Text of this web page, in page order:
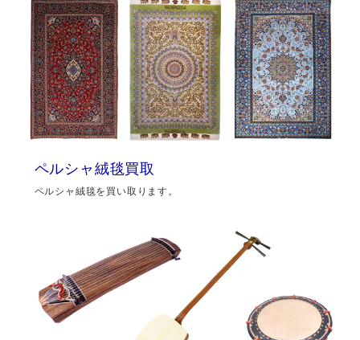
ペルシャ絨毯買取
ペルシャ絨毯を買い取ります。